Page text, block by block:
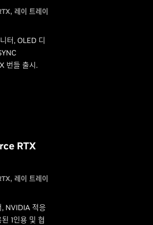
레이 트레이
터, OLED 디
번들 출시.
RTX
레이 트레이
NVIDIA 적응
1인용 및 협